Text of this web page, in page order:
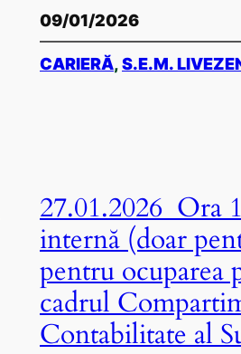
09/01/2026
CARIERĂ, S.E.M.
27.01.2026 Ora
internă (doar
pentru ocuparea
cadrul
Contabilitate al